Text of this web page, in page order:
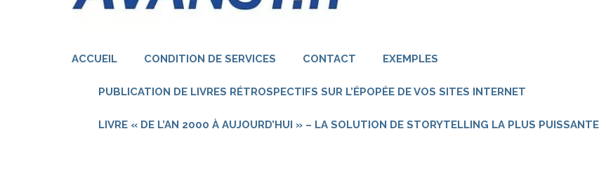
ACCUEIL CONDITION DE SERVICES CONTACT EXEMPLES
PUBLICATION DE LIVRES RÉTROSPECTIFS SUR L’ÉPOPÉE DE VOS SITES INTERNET
LIVRE « DE L’AN 2000 À AUJOURD’HUI » – LA SOLUTION DE STORYTELLING LA PLUS PUISSANTE